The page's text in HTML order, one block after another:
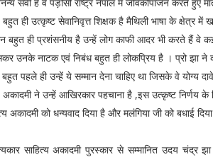
ही उत्कृष्ट सेवानिवृत्त शिक्षक है मैथिली भाषा के क्षेत्र में
बहुत ही प्रशंसनीय है उन्हें लोग काफी आदर भी करते हैं वे
उनके नाटक एवं निबंध बहुत ही लोकप्रिय है । प्रो झा ने
पहले ही उन्हें ये सम्मान देना चाहिए था जिसके वे योग्य
अकादमी ने उन्हें आखिरकार पहचाना है ,इस उत्कृष्ट निर्णय
अकादमी को धन्यवाद दिया है और मलंगिया जी को बधाई
साहित्य अकादमी पुरस्कार से सम्मानित उदय चंद्र